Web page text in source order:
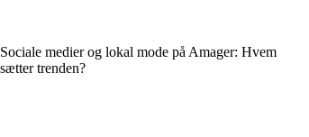
Sociale medier og lokal mode på Amager: Hvem
sætter trenden?